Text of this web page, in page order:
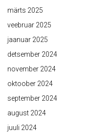
märts 2025
veebruar 2025
jaanuar 2025
detsember 2024
november 2024
oktoober 2024
september 2024
august 2024
juuli 2024